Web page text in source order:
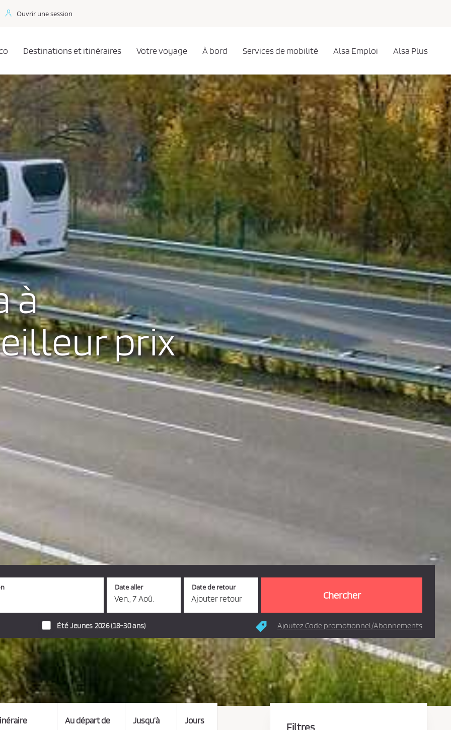
Ouvrir une session
Destinations et itinéraires Votre voyage À bord Services de mobilité Alsa Emploi Alsa Plus
à
prix
Date aller
Ven., 7 Aoû.
Date de retour
Ajouter retour
Été Jeunes 2026 (18-30 ans) Ajoutez Code promotionnel/Abonnements
Au départ de Jusqu’à Jours
Filtres